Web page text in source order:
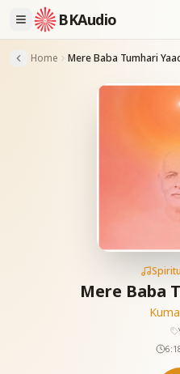
BKAudio
Home Mere Baba Tumhari
Mere Baba